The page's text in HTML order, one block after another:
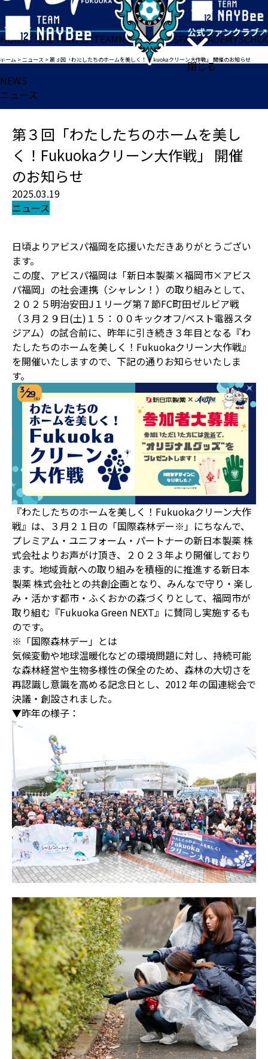
閉じる
HOMETICKETMATCHTEAMNEWSGOODSFANACADEMY
ホーム >ニュース >第３回「わたしたちのホームを美しく！Fukuokaクリーン大作戦」 開催のお知らせ
NEWS
ニュース
第３回「わたしたちのホームを美し
く！Fukuokaクリーン大作戦」 開催
のお知らせ
2025.03.19
ニュース
日頃よりアビスパ福岡を応援いただきありがとうござい
ます。
この度、アビスパ福岡は「新日本製薬×福岡市×アビス
パ福岡」の社会連携（シャレン！）の取り組みとして、
２０２５明治安田J１リーグ第７節FC町田ゼルビア戦
（３月２９日(土)１５：００キックオフ/ベスト電器スタ
ジアム）の試合前に、昨年に引き続き３年目となる『わ
たしたちのホームを美しく！Fukuokaクリーン大作戦』
を開催いたしますので、下記の通りお知らせいたしま
す。
『わたしたちのホームを美しく！Fukuokaクリーン大作
戦』は、３月２１日の「国際森林デー※」にちなんで、
プレミアム・ユニフォーム・パートナーの新日本製薬 株
式会社よりお声がけ頂き、２０２３年より開催しており
ます。地域貢献への取り組みを積極的に推進する新日本
製薬 株式会社との共創企画となり、みんなで守り・楽し
み・活かす都市・ふくおかの森づくりとして、福岡市が
取り組む『Fukuoka Green NEXT』に賛同し実施するも
のです。
※「国際森林デー」とは
気候変動や地球温暖化などの環境問題に対し、持続可能
な森林経営や生物多様性の保全のため、森林の大切さを
再認識し意識を高める記念日とし、2012 年の国連総会で
決議・創設されました。
▼昨年の様子：